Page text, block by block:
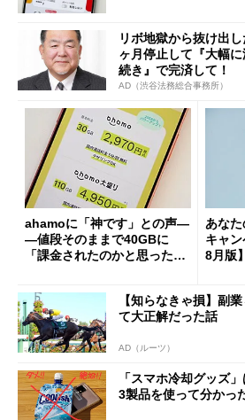
リボ地獄から抜け出
ヶ月停止して『大幅
続き』で完済して！
AD（渋谷法務総合事務所）
ahamoに「神です」との声―
―値段そのままで40GBに
「課金されたのかと思った」
あなた
キャ
8月版
【知らなきゃ損】副
て大正解だった話
AD（ルーツ）
「スマホ冷却グッズ
3製品を使って分かっ